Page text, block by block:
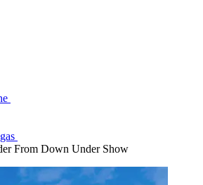
From Down Under Show